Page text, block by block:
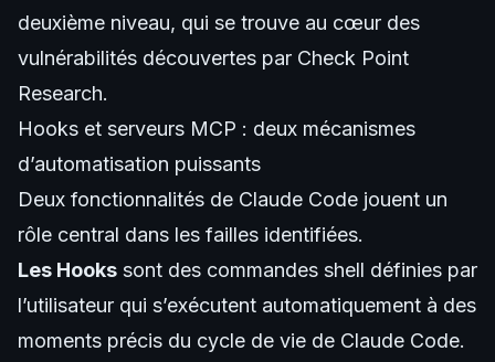
deuxième niveau, qui se trouve au cœur des
vulnérabilités découvertes par Check Point
Research.
Hooks et serveurs MCP : deux mécanismes
d’automatisation puissants
Deux fonctionnalités de Claude Code jouent un
rôle central dans les failles identifiées.
Les Hooks sont des commandes shell définies par
l’utilisateur qui s’exécutent automatiquement à des
moments précis du cycle de vie de Claude Code.